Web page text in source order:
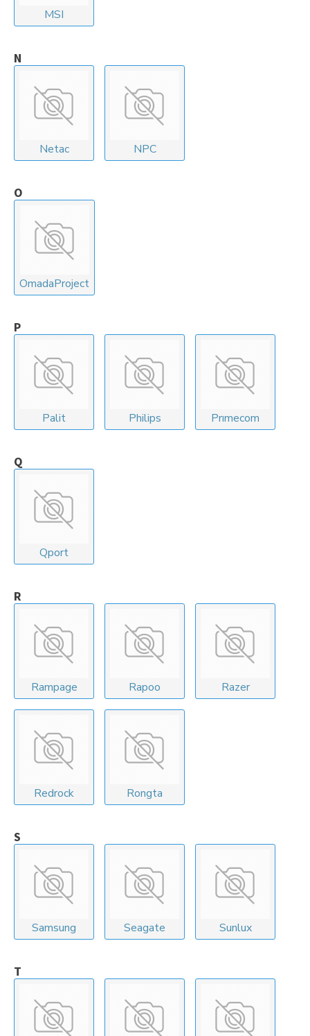
MSI
N
Netac NPC
O
OmadaProject
P
Palit Philips Prımecom
Q
Qport
R
Rampage Rapoo Razer
Redrock Rongta
S
Samsung Seagate Sunlux
T